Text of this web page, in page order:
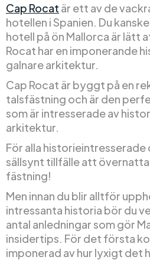
Cap Rocat är ett av de
hotellen i Spanien. Du
hotell på ön Mallorca är lätt
Rocat har en imponerande
galnare arkitektur.
Cap Rocat är byggt på en
talsfästning och är den
som är intresserade av
arkitektur.
För alla
sällsynt tillfälle att
fästning!
Men innan du blir alltför
intressanta historia bör du
antal anledningar som gör
insidertips. För det första
imponerad av hur lyxigt det